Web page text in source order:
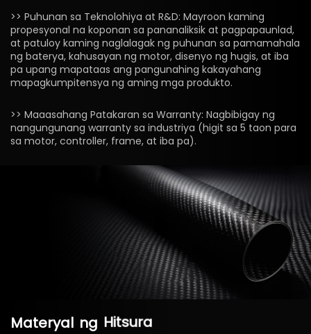
>> Puhunan sa Teknolohiya at R&D: Mayroon kaming
propesyonal na koponan sa pananaliksik at pagpapaunlad,
at patuloy kaming naglalagak ng puhunan sa pamamahala
ng baterya, kahusayan ng motor, disenyo ng hugis, at iba
pa upang mapataas ang pangunahing kakayahang
mapagkumpitensya ng aming mga produkto.
>> Maaasahang Patakaran sa Warranty: Nagbibigay ng
nangungunang warranty sa industriya (higit sa 5 taon para
sa motor, controller, frame, at iba pa).
Materyal ng Hitsura